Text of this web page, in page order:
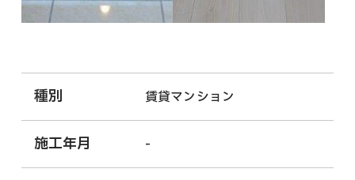
種別 賃貸マンション
施工年月 -